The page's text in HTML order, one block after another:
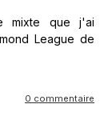
mixte que j'ai
League de
0 commentaire